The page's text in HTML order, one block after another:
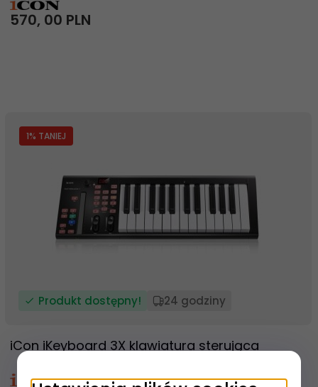
570, 00 PLN
1% TANIEJ
Produkt dostępny! 24 godziny
iCon iKeyboard 3X klawiatura sterująca